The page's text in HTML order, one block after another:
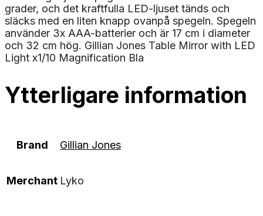
grader, och det kraftfulla LED-ljuset tänds och
släcks med en liten knapp ovanpå spegeln. Spegeln
använder 3x AAA-batterier och är 17 cm i diameter
och 32 cm hög. Gillian Jones Table Mirror with LED
Light x1/10 Magnification Bla
Ytterligare information
Brand Gillian Jones
Merchant Lyko